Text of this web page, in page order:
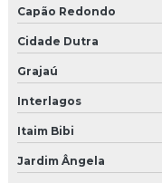
Empresa de
Empresa de
Empresa de portaria
Empresa que faz
Empresa segurança cftv
Capão Redondo
Cidade Dutra
Grajaú
Interlagos
Itaim Bibi
Jardim Ângela